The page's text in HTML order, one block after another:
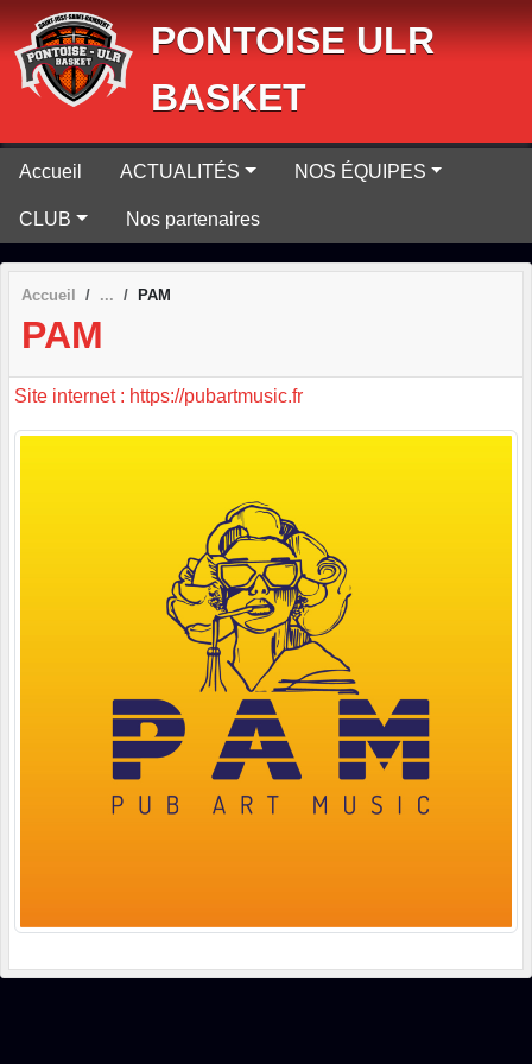
PONTOISE ULR
BASKET
Accueil ACTUALITÉS NOS ÉQUIPES
CLUB Nos partenaires
Accueil PAM
PAM
Site internet : https://pubartmusic.fr
Panneau de gestion des cookies